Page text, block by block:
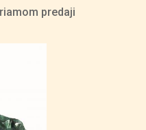
predaji